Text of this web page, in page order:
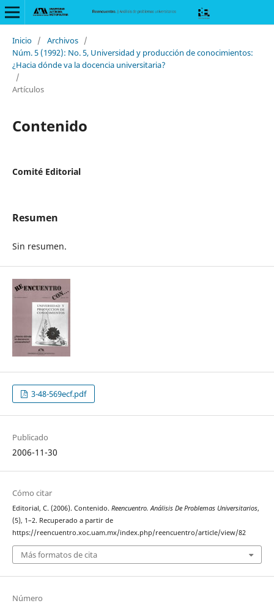
Inicio / Archivos /
Núm. 5 (1992): No. 5, Universidad y producción de conocimientos:
¿Hacia dónde va la docencia universitaria?
/
Artículos
Contenido
Comité Editorial
Resumen
Sin resumen.
3-48-569ecf.pdf
Publicado
2006-11-30
Cómo citar
Editorial, C. (2006). Contenido. Reencuentro. Análisis De Problemas Universitarios,
(5), 1–2. Recuperado a partir de
https://reencuentro.xoc.uam.mx/index.php/reencuentro/article/view/82
Más formatos de cita
Número